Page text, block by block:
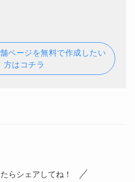
ページを無料で作成したい
方はコチラ
らシェアしてね！